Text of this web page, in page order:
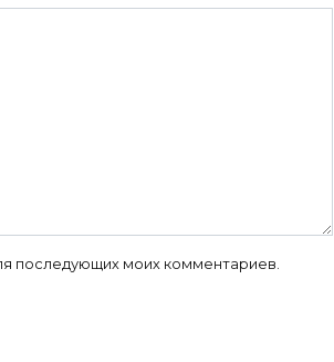
последующих моих комментариев.